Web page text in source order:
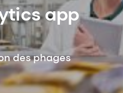
app
des phages